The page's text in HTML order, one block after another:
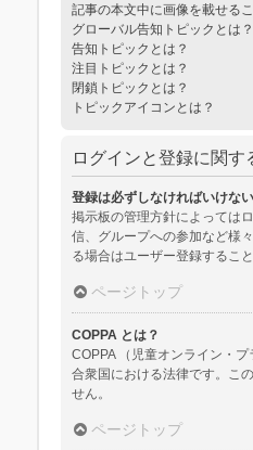
記事の本文中に画像を載せる
グローバル告知トピックとは？
告知トピックとは？
注目トピックとは？
閉鎖トピックとは？
トピックアイコンとは？
ログインと登録に関す
登録は必ずしなければいけな
掲示板の管理方針によっては
信、グループへの参加など様
る場合はユーザー登録するこ
ページトップ
COPPA とは？
COPPA （児童オンライン・
合衆国における法律です。こ
せん。
ページトップ